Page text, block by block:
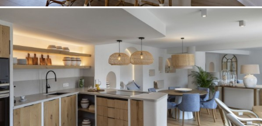
relacionada con el perfil de navegación del usuario.